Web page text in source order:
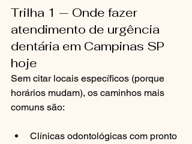
Trilha 1 — Onde fazer
atendimento de urgência
dentária em Campinas SP
hoje
Sem citar locais específicos (porque
horários mudam), os caminhos mais
comuns são:
Clínicas odontológicas com pronto